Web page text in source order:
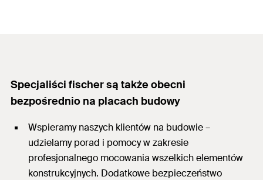
Specjaliści fischer są także obecni
bezpośrednio na placach budowy
Wspieramy naszych klientów na budowie –
udzielamy porad i pomocy w zakresie
profesjonalnego mocowania wszelkich elementów
konstrukcyjnych. Dodatkowe bezpieczeństwo